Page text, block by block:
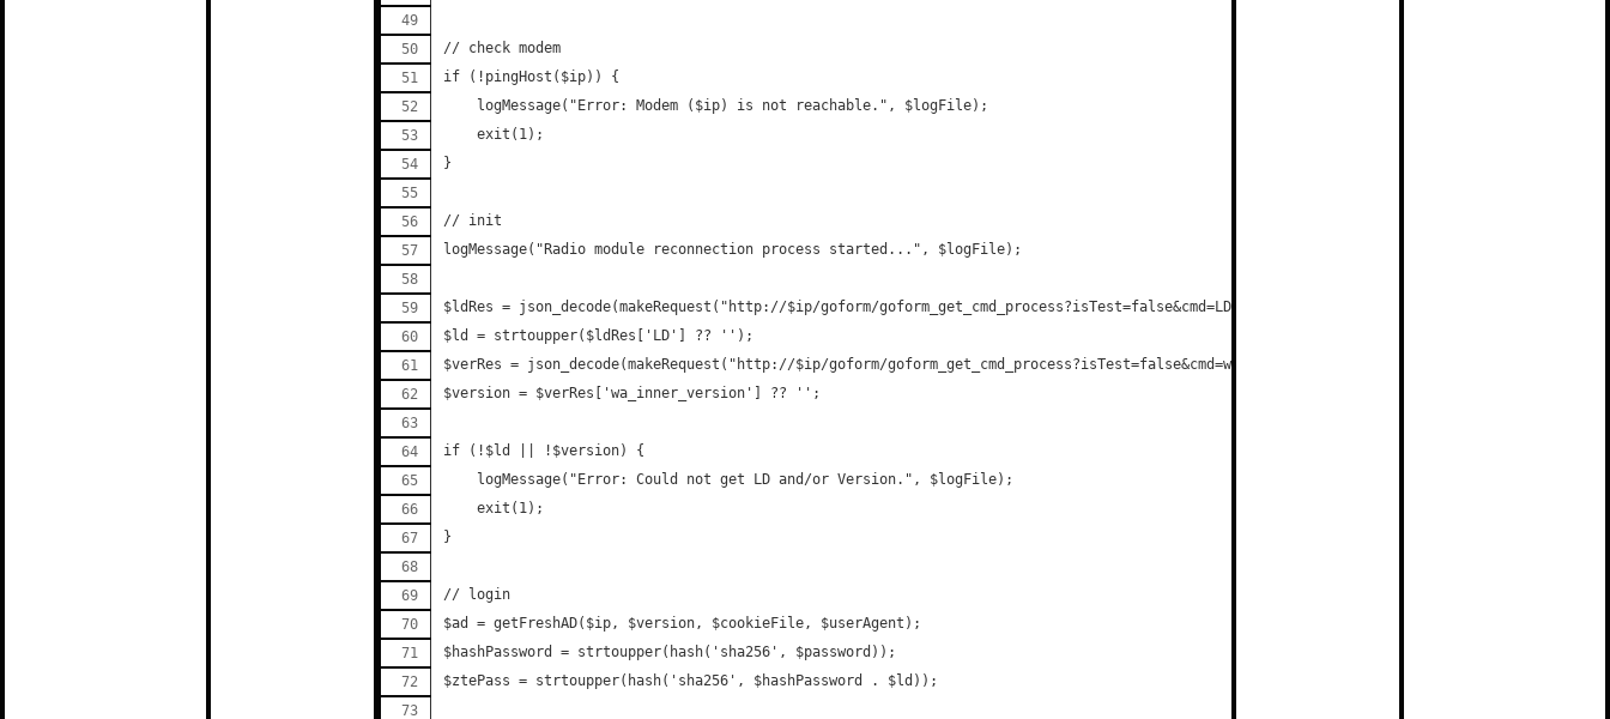
// check modem
if (!pingHost($ip)) {
    logMessage("Error: Modem ($ip) is not reachable.", $logFile);
    exit(1);
}
// init
logMessage("Radio module reconnection process started...", $logFile);
$ldRes = json_decode(makeRequest("http://$ip/goform/goform_get_cmd_process?isTest=false&cmd=LD", false, [], $cookieFile, $userAgent,
$ld = strtoupper($ldRes['LD'] ?? '');
$verRes = json_decode(makeRequest("http://$ip/goform/goform_get_cmd_process?isTest=false&cmd=wa_inner_version", false, [], $cookieFile,
$version = $verRes['wa_inner_version'] ?? '';
if (!$ld || !$version) {
    logMessage("Error: Could not get LD and/or Version.", $logFile);
    exit(1);
}
// login
$ad = getFreshAD($ip, $version, $cookieFile, $userAgent);
$hashPassword = strtoupper(hash('sha256', $password));
$ztePass = strtoupper(hash('sha256', $hashPassword . $ld));